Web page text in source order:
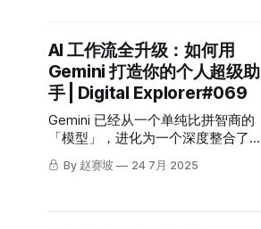
AI 工作流全升级：如何用
Gemini 打造你的个人超级助
手 | Digital Explorer#069
Gemini 已经从一个单纯比拼智商的
「模型」，进化为一个深度整合了各
种工具和工作流的「平台」。
By 赵赛坡 24 7月 2025